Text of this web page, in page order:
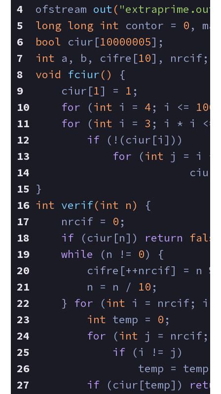
ofstream out(
long long int contor = 0 ,
bool ciur[10000005];
int a, b, cifre[10], nrcif;
void
fciur()
{
    ciur[
1] = 1 ;
for (int i = 4 ; i <=
for (int i = 3 ; i * i
if (!(ciur[i]))
for (int j = i *
}
int verif(int n)
{
    nrcif =
0 ;
if (ciur[n]) return
while (n != 0) {
cifre[++nrcif] = n
        n = n /
10 ;
    }
for (int i = nrcif; i
int temp = 0 ;
for (int j = nrcif;
if (i != j)
temp =
if (ciur[temp])